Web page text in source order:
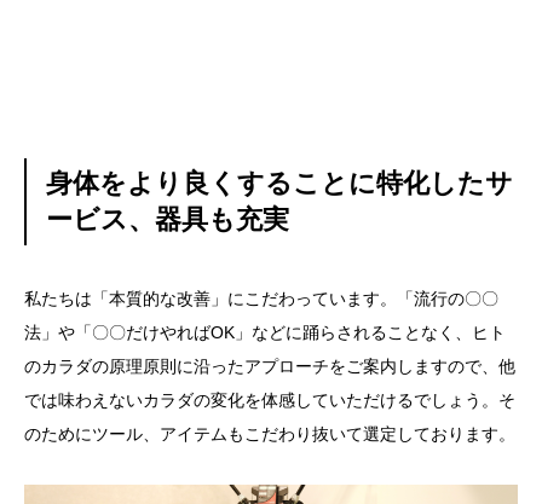
身体をより良くすることに特化したサ
ービス、器具も充実
私たちは「本質的な改善」にこだわっています。「流行の〇〇
法」や「〇〇だけやればOK」などに踊らされることなく、ヒト
のカラダの原理原則に沿ったアプローチをご案内しますので、他
では味わえないカラダの変化を体感していただけるでしょう。そ
のためにツール、アイテムもこだわり抜いて選定しております。